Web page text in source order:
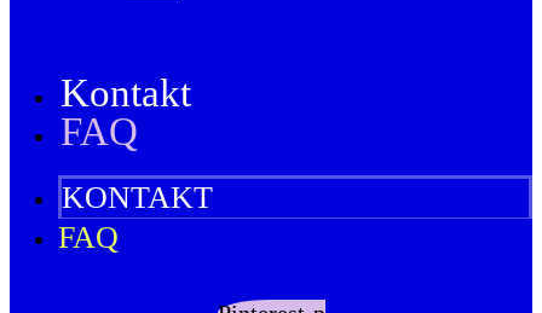
Kontakt
FAQ
KONTAKT
FAQ